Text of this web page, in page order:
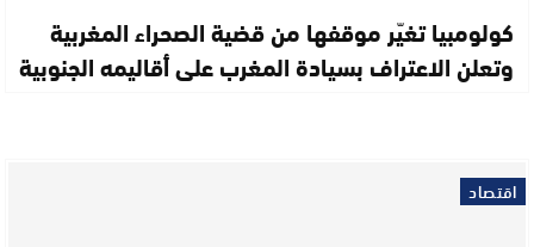
كولومبيا تغيّر موقفها من قضية الصحراء المغربية
وتعلن الاعتراف بسيادة المغرب على أقاليمه الجنوبية
اقتصاد